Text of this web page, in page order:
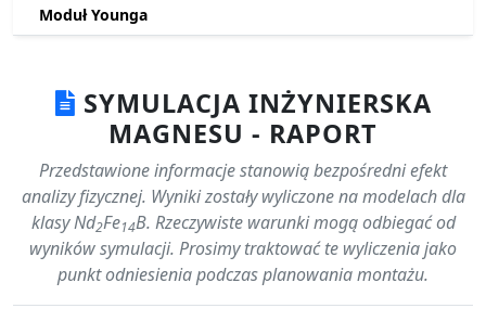
Moduł Younga
SYMULACJA INŻYNIERSKA
MAGNESU - RAPORT
Przedstawione informacje stanowią bezpośredni efekt
analizy fizycznej. Wyniki zostały wyliczone na modelach dla
klasy Nd2Fe14B. Rzeczywiste warunki mogą odbiegać od
wyników symulacji. Prosimy traktować te wyliczenia jako
punkt odniesienia podczas planowania montażu.